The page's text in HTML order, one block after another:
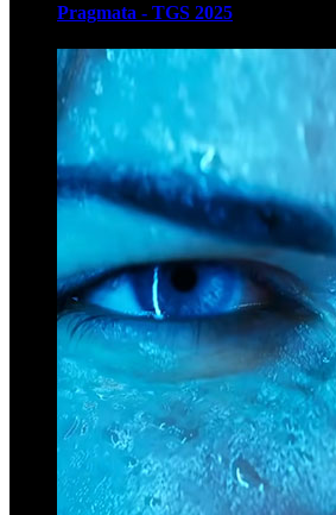
Pragmata - TGS 2025